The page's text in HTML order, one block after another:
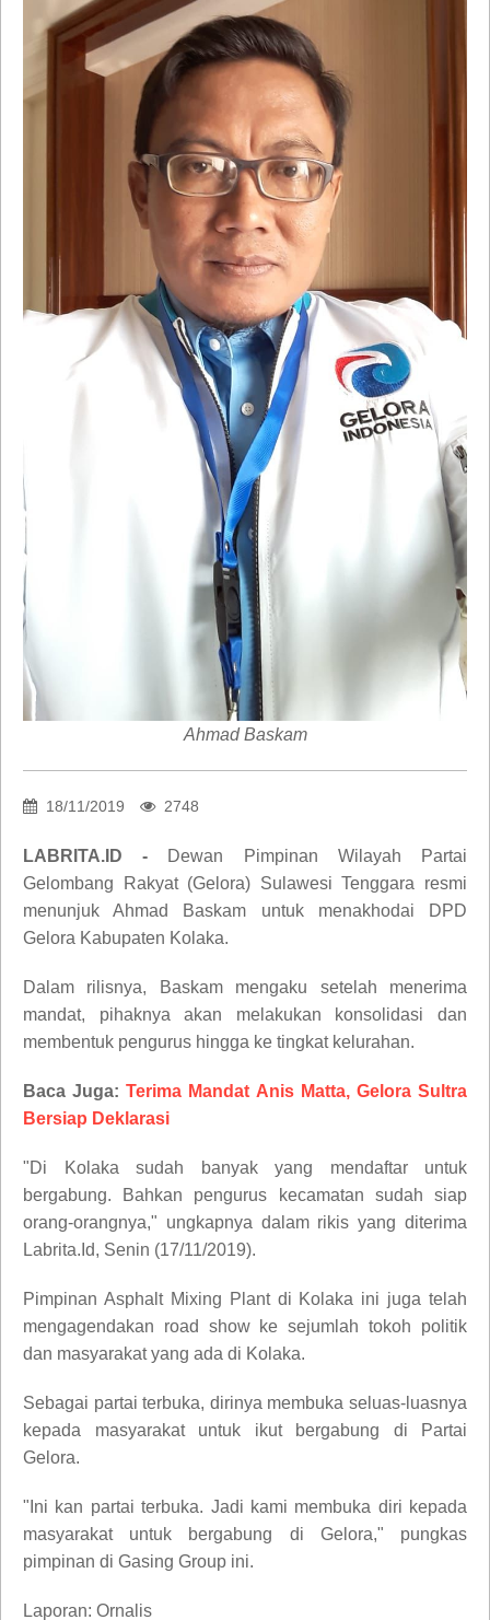
Ahmad Baskam
18/11/2019 2748
LABRITA.ID - Dewan Pimpinan Wilayah Partai
Gelombang Rakyat (Gelora) Sulawesi Tenggara resmi
menunjuk Ahmad Baskam untuk menakhodai DPD
Gelora Kabupaten Kolaka.
Dalam rilisnya, Baskam mengaku setelah menerima
mandat, pihaknya akan melakukan konsolidasi dan
membentuk pengurus hingga ke tingkat kelurahan.
Baca Juga:Terima Mandat Anis Matta, Gelora Sultra
Bersiap Deklarasi
"Di Kolaka sudah banyak yang mendaftar untuk
bergabung. Bahkan pengurus kecamatan sudah siap
orang-orangnya," ungkapnya dalam rikis yang diterima
Labrita.Id, Senin (17/11/2019).
Pimpinan Asphalt Mixing Plant di Kolaka ini juga telah
mengagendakan road show ke sejumlah tokoh politik
dan masyarakat yang ada di Kolaka.
Sebagai partai terbuka, dirinya membuka seluas-luasnya
kepada masyarakat untuk ikut bergabung di Partai
Gelora.
"Ini kan partai terbuka. Jadi kami membuka diri kepada
masyarakat untuk bergabung di Gelora," pungkas
pimpinan di Gasing Group ini.
Laporan: Ornalis